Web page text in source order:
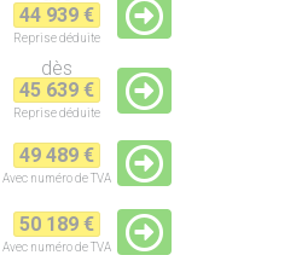
44 939 €
Reprisedéduite
dès
45 639 €
Reprisedéduite
49 489 €
Avec numéro de TVA
50 189 €
Avec numéro de TVA